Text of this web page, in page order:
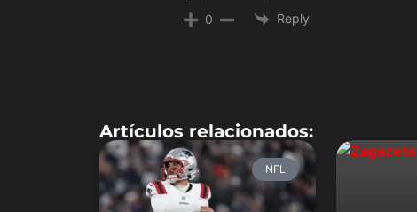
0 Reply
Artículos relacionados:
NFL